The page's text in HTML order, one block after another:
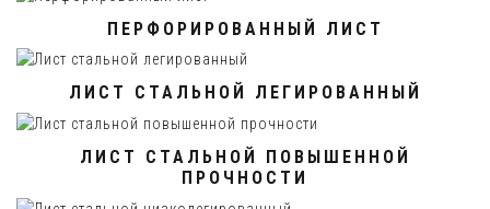
ПЕРФОРИРОВАННЫЙ ЛИСТ
ЛИСТ СТАЛЬНОЙ ЛЕГИРОВАННЫЙ
ЛИСТ СТАЛЬНОЙ ПОВЫШЕННОЙ
ПРОЧНОСТИ